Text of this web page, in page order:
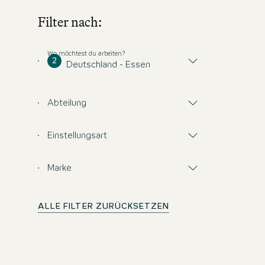
Filter nach:
2 Deutschland - Essen
Wo möchtest du arbeiten?
Abteilung
Einstellungsart
Marke
ALLE FILTER ZURÜCKSETZEN